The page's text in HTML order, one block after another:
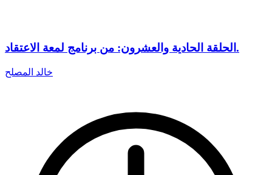
الحلقة الحادية والعشرون: من برنامج لمعة الاعتقاد.
خالد المصلح